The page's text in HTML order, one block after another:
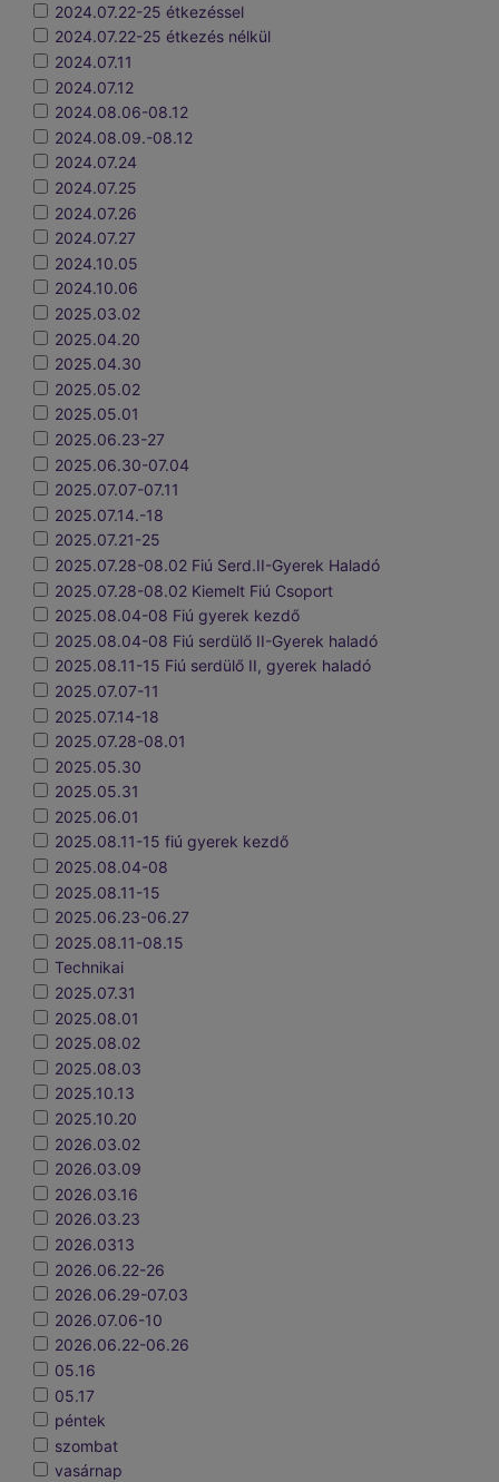
2024.07.22-25 étkezéssel
2024.07.22-25 étkezés nélkül
2024.07.11
2024.07.12
2024.08.06-08.12
2024.08.09.-08.12
2024.07.24
2024.07.25
2024.07.26
2024.07.27
2024.10.05
2024.10.06
2025.03.02
2025.04.20
2025.04.30
2025.05.02
2025.05.01
2025.06.23-27
2025.06.30-07.04
2025.07.07-07.11
2025.07.14.-18
2025.07.21-25
2025.07.28-08.02 Fiú Serd.II-Gyerek Haladó
2025.07.28-08.02 Kiemelt Fiú Csoport
2025.08.04-08 Fiú gyerek kezdő
2025.08.04-08 Fiú serdülő II-Gyerek haladó
2025.08.11-15 Fiú serdülő II, gyerek haladó
2025.07.07-11
2025.07.14-18
2025.07.28-08.01
2025.05.30
2025.05.31
2025.06.01
2025.08.11-15 fiú gyerek kezdő
2025.08.04-08
2025.08.11-15
2025.06.23-06.27
2025.08.11-08.15
Technikai
2025.07.31
2025.08.01
2025.08.02
2025.08.03
2025.10.13
2025.10.20
2026.03.02
2026.03.09
2026.03.16
2026.03.23
2026.0313
2026.06.22-26
2026.06.29-07.03
2026.07.06-10
2026.06.22-06.26
05.16
05.17
péntek
szombat
vasárnap